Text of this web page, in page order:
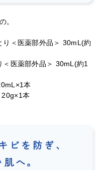
。
り＜医薬部外品＞ 30mL(約
＜医薬部外品＞ 30mL(約1
本
20g×1本
ビを防ぎ、
へ。